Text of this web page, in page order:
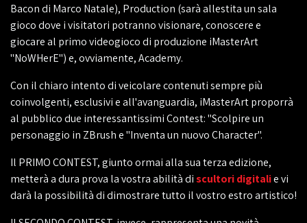
Bacon di Marco Natale), Production (sarà allestita un sala
gioco dove i visitatori potranno visionare, conoscere e
giocare al primo videogioco di produzione iMasterArt
"NoWHerE") e, ovviamente, Academy.
Con il chiaro intento di veicolare contenuti sempre più
coinvolgenti, esclusivi e all'avanguardia, iMasterArt proporrà
al pubblico due interessantissimi Contest: "Scolpire un
personaggio in ZBrush e "Inventa un nuovo Character".
Il PRIMO CONTEST, giunto ormai alla sua terza edizione,
metterà a dura prova la vostra abilità discultori digitalie vi
darà la possibilità di dimostrare tutto il vostro estro artistico!